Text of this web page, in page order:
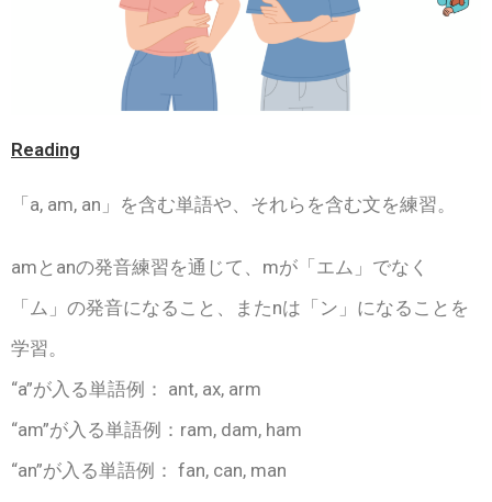
Reading
「a, am, an」を含む単語や、それらを含む文を練習。
amとanの発音練習を通じて、mが「エム」でなく
「ム」の発音になること、またnは「ン」になることを
学習。
“a”が入る単語例： ant, ax, arm
“am”が入る単語例：ram, dam, ham
“an”が入る単語例： fan, can, man